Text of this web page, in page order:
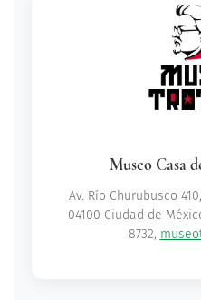
Museo Casa
Av. Río Churubusco
04100 Ciudad de
8732,